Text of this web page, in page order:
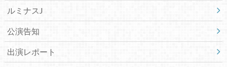
ルミナスJ
公演告知
出演レポート